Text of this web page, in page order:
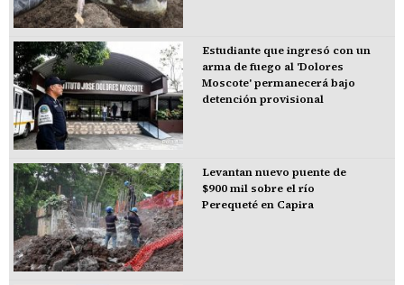
Estudiante que ingresó con un
arma de fuego al 'Dolores
Moscote' permanecerá bajo
detención provisional
Levantan nuevo puente de
$900 mil sobre el río
Perequeté en Capira